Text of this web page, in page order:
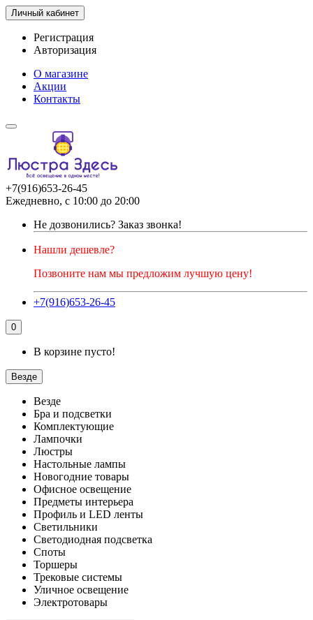
Личный кабинет
Регистрация
Авторизация
О магазине
Акции
Контакты
+7(916)653-26-45
Ежедневно, с 10:00 до 20:00
Не дозвонились? Заказ звонка!
Нашли дешевле?
Позвоните нам мы предложим лучшую цену!
+7(916)653-26-45
0
В корзине пусто!
Везде
Везде
Бра и подсветки
Комплектующие
Лампочки
Люстры
Настольные лампы
Новогодние товары
Офисное освещение
Предметы интерьера
Профиль и LED ленты
Светильники
Светодиодная подсветка
Споты
Торшеры
Трековые системы
Уличное освещение
Электротовары